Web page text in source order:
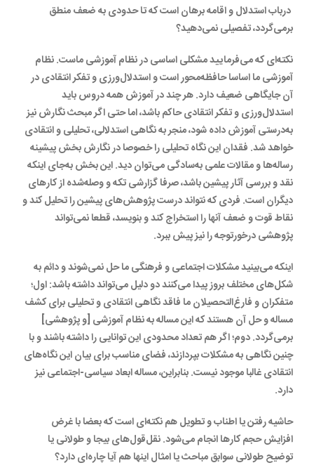
درباب استدلال و اقامه برهان است که تا حدودی به ضعف منطق
برمی‌گردد، تفصیلی نمی‌دهید؟
نکته‌ای که می‌فرمایید مشکلی اساسی در نظام آموزشی ماست. نظام
آموزشی ما اساسا حافظه‌محور است و استدلال‌ورزی و تفکر انتقادی در
آن جایگاهی ضعیف دارد. هر چند در آموزش همه دروس باید
استدلال‌ورزی و تفکر انتقادی حاکم باشد، اما حتی اگر مبحث نگارش نیز
به‌درستی آموزش داده شود، منجر به نگاهی استدلالی، تحلیلی و انتقادی
خواهد شد. فقدان این نگاه تحلیلی را خصوصا در نگارش بخش پیشینه
رساله‌ها و مقالات علمی به‌سادگی می‌توان دید. این بخش به‌جای اینکه
نقد و بررسی آثار پیشین باشد، صرفا گزارشی تکه و وصله‌شده از کارهای
دیگران است. فردی که نتواند درست پژوهش‌های پیشین را تحلیل کند و
نقاط قوت و ضعف آنها را استخراج کند و بنویسد، قطعا نمی‌تواند
پژوهشی درخورتوجه را نیز پیش ببرد.
اینکه می‌بینید مشکلات اجتماعی و فرهنگی ما حل نمی‌شوند و دائم به
شکل‌های مختلف بروز پیدا می‌کنند دو دلیل می‌تواند داشته باشد: اول؛
متفکران و فارغ‌التحصیلان ما فاقد نگاهی انتقادی و تحلیلی برای کشف
مساله و حل آن هستند که این مساله به نظام آموزشی [و پژوهشی]
برمی‌گردد. دوم؛ اگر هم تعداد محدودی این توانایی را داشته باشند و با
چنین نگاهی به مشکلات بپردازند، فضای مناسب برای بیان این نگاه‌های
انتقادی غالبا موجود نیست. بنابراین، مساله ابعاد سیاسی-اجتماعی نیز
دارد.
حاشیه رفتن یا اطناب و تطویل هم نکته‌ای است که بعضا با غرض
افزایش حجم کارها انجام می‌شود. نقل‌قول‌های بیجا و طولانی یا
توضیح طولانی سوابق مباحث یا امثال اینها هم آیا چاره‌ای دارد؟